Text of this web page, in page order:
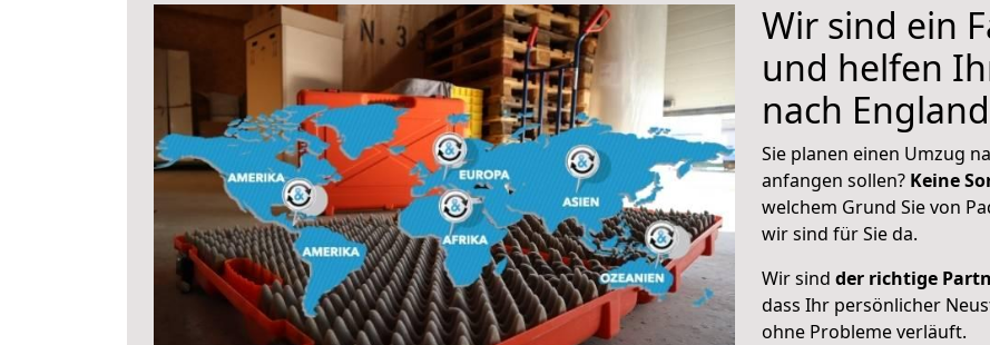
Wir sind ein
und helfen
nach England
Sie planen einen Umzug
anfangen sollen? Keine
welchem Grund Sie von
wir sind für Sie da.
Wir sind der richtige
dass Ihr persönlicher
ohne Probleme verläuft.